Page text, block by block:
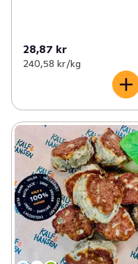
28,87 kr
240,58 kr /kg